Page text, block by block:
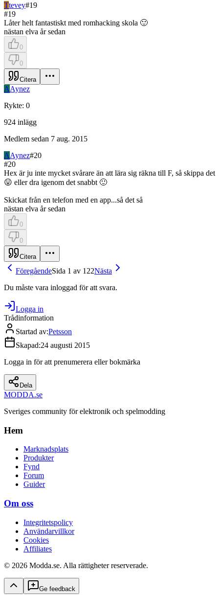
Ttevey#19
#19
Låter helt fantastiskt med romhacking skola 🙂
nästan elva år sedan
0
0
Citera
AAynez
Rykte: 0
924 inlägg
Medlem sedan 7 aug. 2015
AAynez#20
#20
Hex är ju inte mycket svårare än att lära sig räkna till F, så skippa det
😛 eller dra igenom det snabbt 🙂
Skickat från en telefon med en app...så det så
nästan elva år sedan
0
0
Citera
FöregåendeSida 1 av 122Nästa
Du måste vara inloggad för att svara.
Logga in
Trådinformation
Startad av:Petsson
Skapad:24 augusti 2015
Logga in för att prenumerera eller bokmärka
Dela
MODDA.se
Sveriges community för elektronik och spelmodding
Hem
Marknadsplats
Produkter
Fynd
Forum
Guider
Om oss
Integritetspolicy
Användarvillkor
Cookies
Affiliates
© 2026 Modda.se. Alla rättigheter reserverade.
Ge feedback